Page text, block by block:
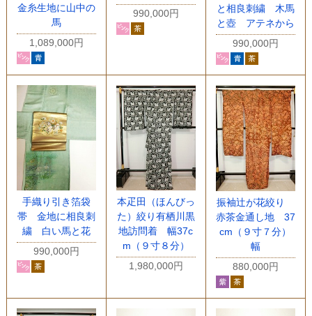
金糸生地に山中の
馬
1,089,000円
990,000円
と相良刺繍 木馬
と壺 アテネから
990,000円
手織り引き箔袋
帯 金地に相良刺
繍 白い馬と花
990,000円
本疋田（ほんびっ
た）絞り有栖川黒
地訪問着 幅37c
m（９寸８分）
1,980,000円
振袖辻が花絞り
赤茶金通し地 37
cm（９寸７分）
幅
880,000円